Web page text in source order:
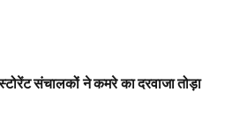
संचालकों ने कमरे का दरवाजा तोड़ा